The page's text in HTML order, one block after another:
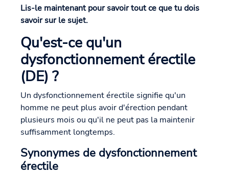
Lis-le maintenant pour savoir tout ce que tu dois
savoir sur le sujet.
Qu'est-ce qu'un
dysfonctionnement érectile
(DE) ?
Un dysfonctionnement érectile signifie qu'un
homme ne peut plus avoir d'érection pendant
plusieurs mois ou qu'il ne peut pas la maintenir
suffisamment longtemps.
Synonymes de dysfonctionnement
érectile